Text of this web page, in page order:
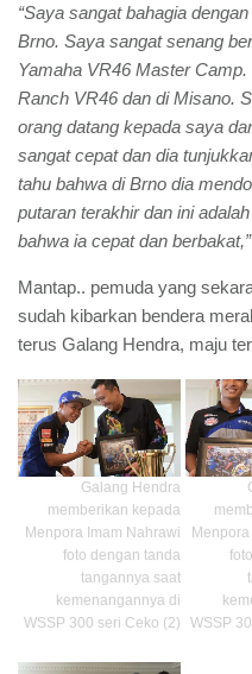
“Saya sangat bahagia
Brno. Saya sangat senang
Yamaha VR46 Master
Ranch VR46 dan di Misano.
orang datang kepada saya
sangat cepat dan dia
tahu bahwa di Brno dia
putaran terakhir dan ini
bahwa ia cepat dan
Mantap.. pemuda yang
sudah kibarkan bendera
terus Galang Hendra, maju
Galang Hendra
memberikan kepada
Menpora Imam Nahrawi
foto dengan tanda
tangannya saat
kemenangannya di
WSSP 300 seri Ceko (2)
WSSP